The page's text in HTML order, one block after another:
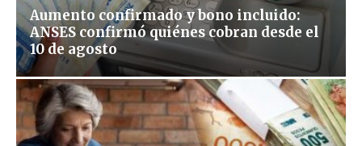
Aumento confirmado y bono incluido:
ANSES confirmó quiénes cobran desde el
10 de agosto